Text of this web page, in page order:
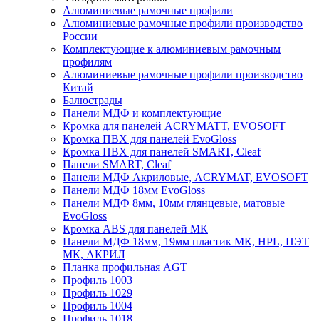
Алюминиевые рамочные профили
Алюминиевые рамочные профили производство
России
Комплектующие к алюминиевым рамочным
профилям
Алюминиевые рамочные профили производство
Китай
Балюстрады
Панели МДФ и комплектующие
Кромка для панелей ACRYMATT, EVOSOFT
Кромка ПВХ для панелей EvoGloss
Кромка ПВХ для панелей SMART, Cleaf
Панели SMART, Cleaf
Панели МДФ Акриловые, ACRYMAT, EVOSOFT
Панели МДФ 18мм EvoGloss
Панели МДФ 8мм, 10мм глянцевые, матовые
EvoGloss
Кромка ABS для панелей МК
Панели МДФ 18мм, 19мм пластик МК, HPL, ПЭТ
МК, АКРИЛ
Планка профильная AGT
Профиль 1003
Профиль 1029
Профиль 1004
Профиль 1018